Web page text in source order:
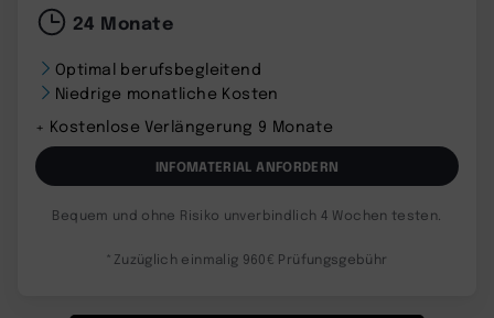
24 Monate
Optimal berufsbegleitend
Niedrige monatliche Kosten
+ Kostenlose Verlängerung 9 Monate
INFOMATERIAL ANFORDERN
Bequem und ohne Risiko unverbindlich 4 Wochen testen.
*Zuzüglich einmalig 960€ Prüfungsgebühr